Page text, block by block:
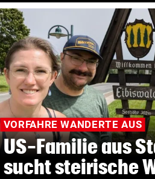
VORFAHRE WANDERTE AUS
US-Familie aus
sucht steirische